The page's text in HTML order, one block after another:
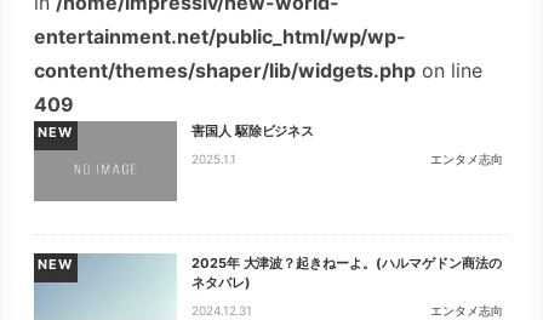
entertainment.net/public_html/wp/wp-
content/themes/shaper/lib/widgets.php on line
409
NEW 害国人 駆除ビジネス
2025.1.1 エンタメ志向
NEW
2025年 大津波？起きねーよ。(ハルマゲドン商法の
ネタバレ)
2024.12.31 エンタメ志向